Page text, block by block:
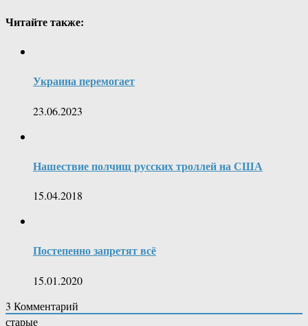
Читайте также:
Украина перемогает
23.06.2023
Нашествие полчищ русских троллей на США
15.04.2018
Постепенно запретят всё
15.01.2020
3 Комментарий
старые